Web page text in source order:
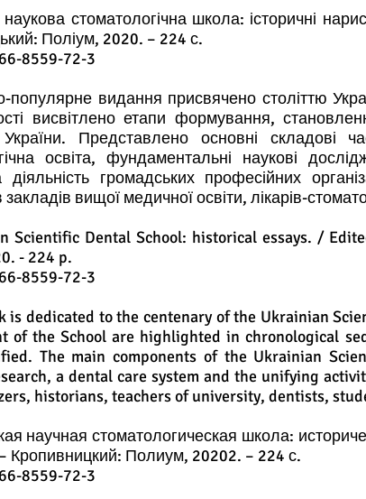
наукова стоматологічна школа: історичні
Поліум, 2020. – 224 с.
8559-72-3
видання присвячено століттю
висвітлено етапи формування,
України. Представлено основні складові
освіта, фундаментальні наукові
діяльність громадських професійних
вищої медичної освіти, лікарів-
Dental School: historical essays. /
- 224 p.
8559-72-3
dedicated to the centenary of the Ukrainian
of the School are highlighted in chronological
The main components of the Ukrainian
a dental care system and the unifying
historians, teachers of university, dentists,
научная стоматологическая школа:
Кропивницкий: Полиум, 20202. – 224 с.
8559-72-3